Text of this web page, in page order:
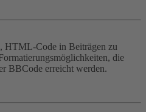
HTML-Code in Beiträgen zu
die
BBCode erreicht werden.